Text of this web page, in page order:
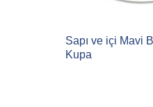
Sapı ve içi Mavi
Kupa